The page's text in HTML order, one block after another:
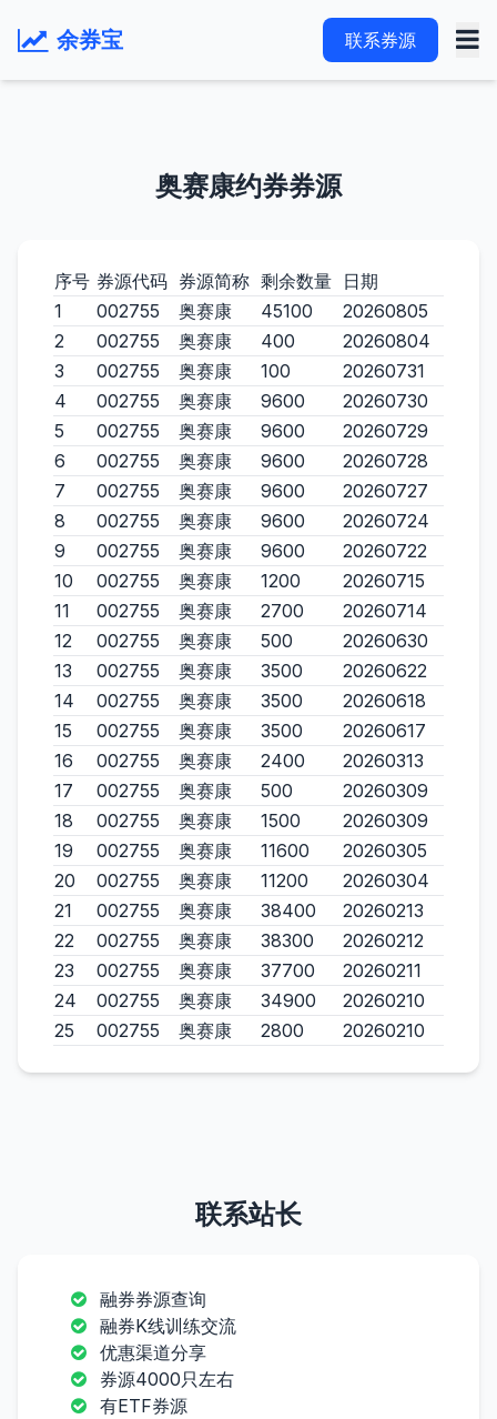
余券宝 联系券源
奥赛康约券券源
序号 券源代码 券源简称 剩余数量 日期
1
002755 奥赛康 45100
20260805
2
002755 奥赛康 400
20260804
3
002755 奥赛康 100
20260731
4
002755 奥赛康 9600
20260730
5
002755 奥赛康 9600
20260729
6
002755 奥赛康 9600
20260728
7
002755 奥赛康 9600
20260727
8
002755 奥赛康 9600
20260724
9
002755 奥赛康 9600
20260722
10
002755 奥赛康 1200
20260715
11
002755 奥赛康 2700
20260714
12
002755 奥赛康 500
20260630
13
002755 奥赛康 3500
20260622
14
002755 奥赛康 3500
20260618
15
002755 奥赛康 3500
20260617
16
002755 奥赛康 2400
20260313
17
002755 奥赛康 500
20260309
18
002755 奥赛康 1500
20260309
19
002755 奥赛康 11600
20260305
20
002755 奥赛康 11200
20260304
21
002755 奥赛康 38400
20260213
22
002755 奥赛康 38300
20260212
23
002755 奥赛康 37700
20260211
24
002755 奥赛康 34900
20260210
25
002755 奥赛康 2800 20260210
联系站长
融券券源查询
融券K线训练交流
优惠渠道分享
券源4000只左右
有ETF券源